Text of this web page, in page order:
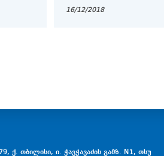
HUNGARICUM
16/12/2018
ქ. თბილისი, ი. ჭავჭავაძის გამზ. N1, თსუ